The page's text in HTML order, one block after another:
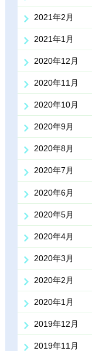
2021年2月
2021年1月
2020年12月
2020年11月
2020年10月
2020年9月
2020年8月
2020年7月
2020年6月
2020年5月
2020年4月
2020年3月
2020年2月
2020年1月
2019年12月
2019年11月